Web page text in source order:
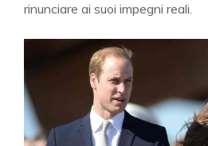
rinunciare ai suoi impegni reali.